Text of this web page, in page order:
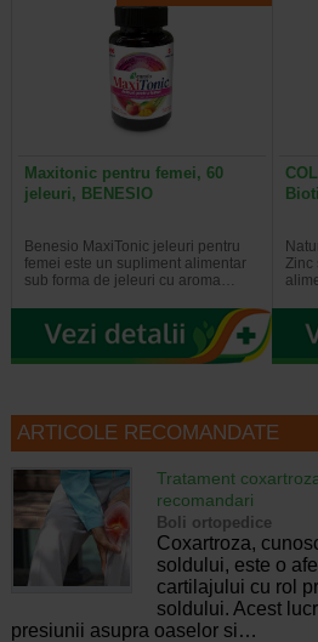
Maxitonic pentru femei, 60
jeleuri, BENESIO
Benesio MaxiTonic jeleuri pentru
femei este un supliment alimentar
sub forma de jeleuri cu aroma…
Zinc
ARTICOLE RECOMANDATE
Tratament
recomandari
Boli ortopedice
Coxartroza,
soldului, este o
cartilajului cu rol
soldului. Acest
presiunii asupra oaselor si…